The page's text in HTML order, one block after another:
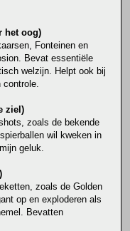
het oog)
Fonteinen en
Bevat essentiële
welzijn. Helpt ook bij
ziel)
zoals de bekende
wil kweken in
geluk.
zoals de Golden
op en exploderen als
Bevatten